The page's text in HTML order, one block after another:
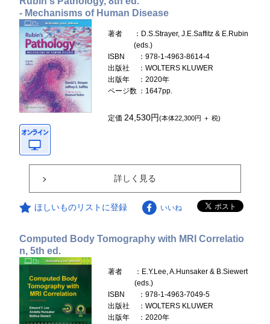
- Mechanisms of Human Disease
著者
：D.S.Strayer, J.E.Saffitz & E.Rubin
(eds.)
ISBN
：978-1-4963-8614-4
出版社
：WOLTERS KLUWER
出版年
：2020年
ページ数 ：1647pp.
定価24,530円(本体22,300円 ＋ 税)
詳しく見る
ほしいものリストに登録 いいね
Computed Body Tomography with MRI Correlatio
n, 5th ed.
著者
：E.Y.Lee, A.Hunsaker & B.Siewert
(eds.)
ISBN
：978-1-4963-7049-5
出版社
：WOLTERS KLUWER
出版年
：2020年